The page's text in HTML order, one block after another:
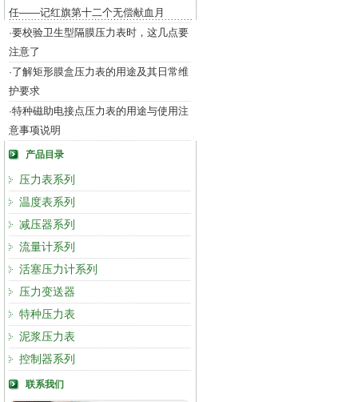
任——记红旗第十二个无偿献血月
·要校验卫生型隔膜压力表时，这几点要
注意了
·了解矩形膜盒压力表的用途及其日常维
护要求
·特种磁助电接点压力表的用途与使用注
意事项说明
产品目录
压力表系列
温度表系列
减压器系列
流量计系列
活塞压力计系列
压力变送器
特种压力表
泥浆压力表
控制器系列
联系我们